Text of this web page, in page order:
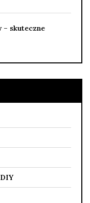
– skuteczne